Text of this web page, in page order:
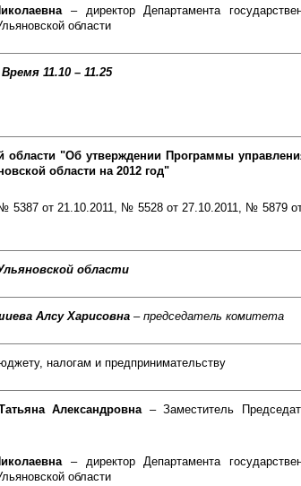
– директор Департамента
области
Время 11.10 – 11.25
области "Об утверждении Программы
области на 2012 год"
5387 от 21.10.2011, № 5528 от 27.10.2011, № 5879
области
Алсу Харисовна – председатель комитета
налогам и предпринимательству
Александровна – Заместитель
– директор Департамента
области